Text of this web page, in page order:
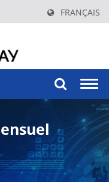
FRANÇAIS